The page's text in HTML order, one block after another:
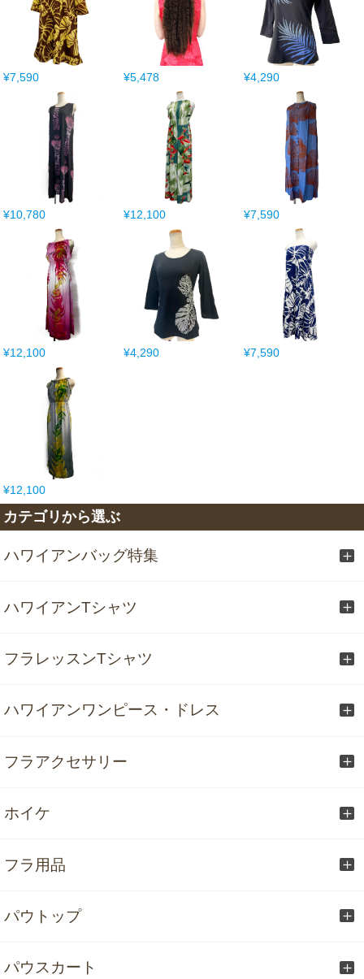
¥7,590 ¥5,478 ¥4,290
¥10,780 ¥12,100 ¥7,590
¥12,100 ¥4,290 ¥7,590
¥12,100
カテゴリから選ぶ
ハワイアンバッグ特集
ハワイアンTシャツ
フラレッスンTシャツ
ハワイアンワンピース・ドレス
フラアクセサリー
ホイケ
フラ用品
パウトップ
パウスカート